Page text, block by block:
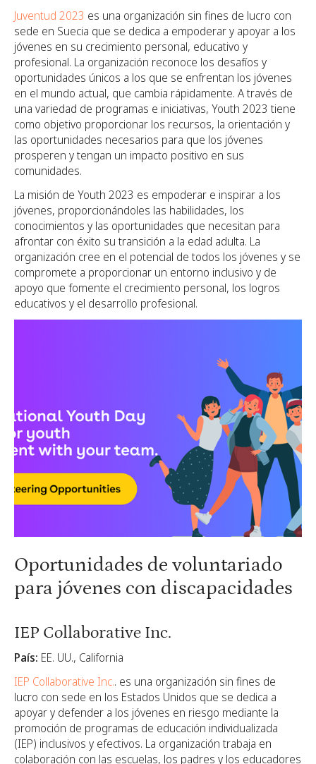
Juventud 2023 es una organización sin fines de lucro con
sede en Suecia que se dedica a empoderar y apoyar a los
jóvenes en su crecimiento personal, educativo y
profesional. La organización reconoce los desafíos y
oportunidades únicos a los que se enfrentan los jóvenes
en el mundo actual, que cambia rápidamente. A través de
una variedad de programas e iniciativas, Youth 2023 tiene
como objetivo proporcionar los recursos, la orientación y
las oportunidades necesarios para que los jóvenes
prosperen y tengan un impacto positivo en sus
comunidades.
La misión de Youth 2023 es empoderar e inspirar a los
jóvenes, proporcionándoles las habilidades, los
conocimientos y las oportunidades que necesitan para
afrontar con éxito su transición a la edad adulta. La
organización cree en el potencial de todos los jóvenes y se
compromete a proporcionar un entorno inclusivo y de
apoyo que fomente el crecimiento personal, los logros
educativos y el desarrollo profesional.
Oportunidades de voluntariado
para jóvenes con discapacidades
IEP Collaborative Inc.
País: EE. UU., California
IEP Collaborative Inc.. es una organización sin fines de
lucro con sede en los Estados Unidos que se dedica a
apoyar y defender a los jóvenes en riesgo mediante la
promoción de programas de educación individualizada
(IEP) inclusivos y efectivos. La organización trabaja en
colaboración con las escuelas, los padres y los educadores